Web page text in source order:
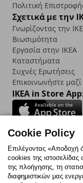
Πολιτική
Σχετικά με την
Γνωρίζοντας την
Βιωσιμότητα
Εργασία στην IKEA
Καταστήματα
Συχνές Ερωτήσεις
Επικοινωνήστε
IKEA in Store
Follow us:
FacebookInstagram
Cookie Policy
Επιλέγοντας «Αποδοχή
cookies της
της πλοήγησης, τη
διαφημιστικών μας